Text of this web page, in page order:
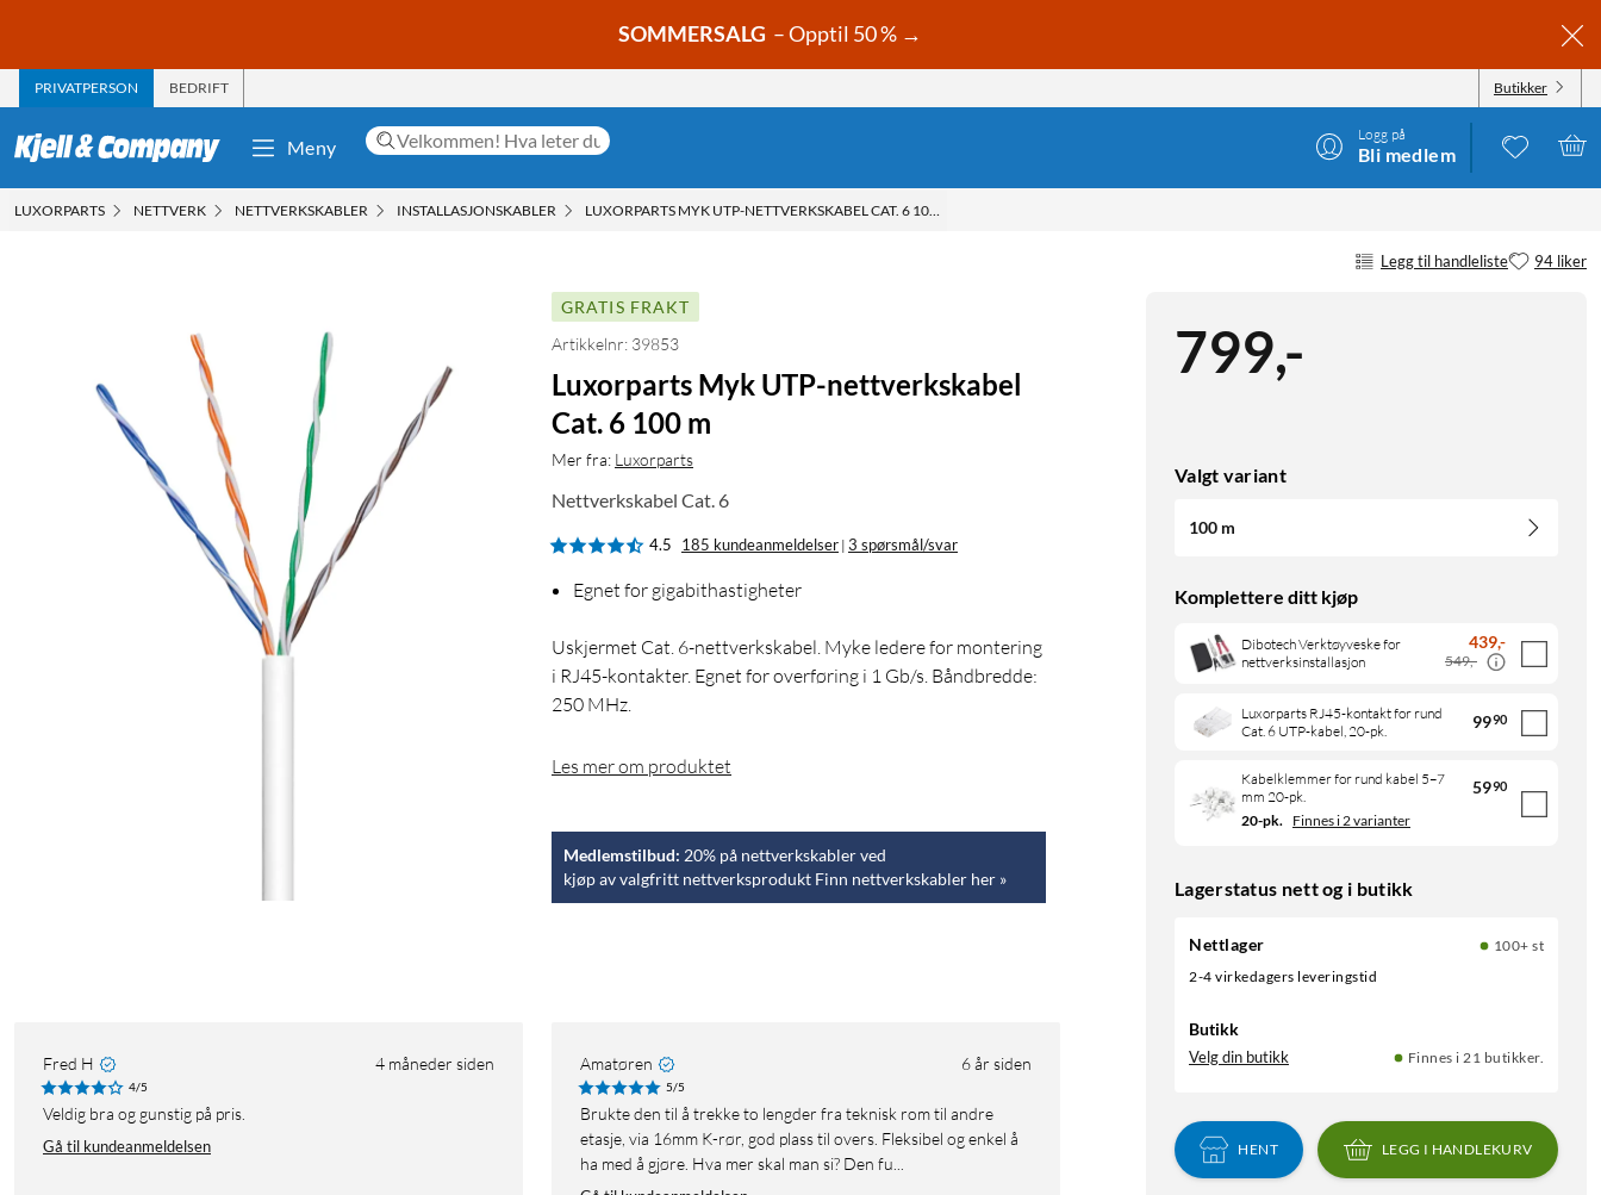
SOMMERSALG – Opptil 50 % →
PRIVATPERSON BEDRIFT Butikker
Meny
Logg på
Bli medlem
LUXORPARTS NETTVERK NETTVERKSKABLER INSTALLASJONSKABLER LUXORPARTS MYK UTP-NETTVERKSKABEL CAT. 6 100 M
Legg til handleliste 94 liker
799,-
Valgt variant
100 m
Komplettere ditt kjøp
Dibotech Verktøyveske for
nettverksinstallasjon
439,-
549,-
Luxorparts RJ45-kontakt for rund
Cat. 6 UTP-kabel, 20-pk.
9990
Kabelklemmer for rund kabel 5–7
mm 20-pk.
5990
20-pk. Finnes i 2 varianter
Lagerstatus nett og i butikk
Nettlager
100+ st
2-4 virkedagers leveringstid
Butikk
Velg din butikk Finnes i 21 butikker.
HENT LEGG I HANDLEKURV
GRATIS FRAKT
Artikkelnr: 39853
Luxorparts Myk UTP-nettverkskabel
Cat. 6 100 m
Mer fra: Luxorparts
Nettverkskabel Cat. 6
4.5 185 kundeanmeldelser | 3 spørsmål/svar
Egnet for gigabithastigheter
Uskjermet Cat. 6-nettverkskabel. Myke ledere for montering
i RJ45-kontakter. Egnet for overføring i 1 Gb/s. Båndbredde:
250 MHz.
Les mer om produktet
Medlemstilbud: 20% på nettverkskabler ved
kjøp av valgfritt nettverksprodukt Finn nettverkskabler her »
Fred H 4 måneder siden
4/5
Veldig bra og gunstig på pris.
Gå til kundeanmeldelsen
Amatøren 6 år siden
5/5
Brukte den til å trekke to lengder fra teknisk rom til andre
etasje, via 16mm K-rør, god plass til overs. Fleksibel og enkel å
ha med å gjøre. Hva mer skal man si? Den fu...